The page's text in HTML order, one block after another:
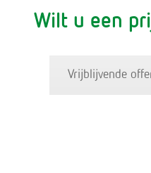
Wilt u een
Vrijblijvende